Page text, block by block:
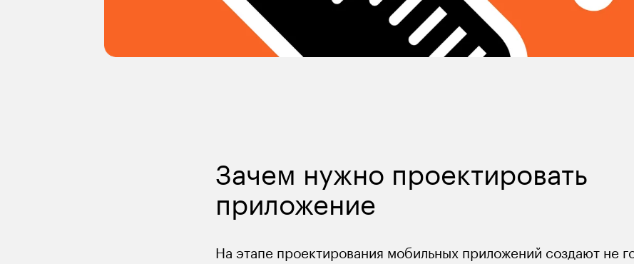
Зачем нужно проектировать
приложение
На этапе проектирования мобильных приложений создают не